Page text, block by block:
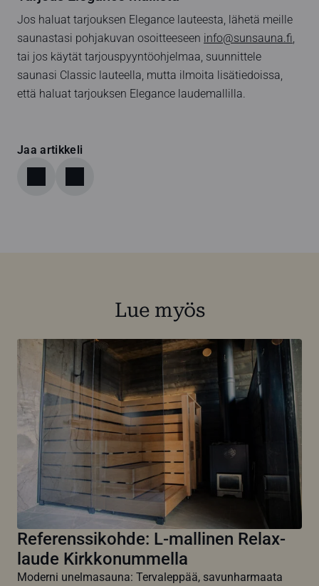
Jos haluat tarjouksen Elegance lauteesta, lähetä meille
saunastasi pohjakuvan osoitteeseen info@sunsauna.fi,
tai jos käytät tarjouspyyntöohjelmaa, suunnittele
saunasi Classic lauteella, mutta ilmoita lisätiedoissa,
että haluat tarjouksen Elegance laudemallilla.
Jaa artikkeli
Lue myös
Referenssikohde: L-mallinen Relax-
laude Kirkkonummella
Moderni unelmasauna: Tervaleppää, savunharmaata